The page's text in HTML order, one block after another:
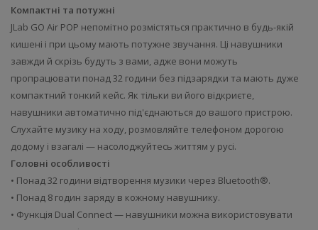
Компактні та потужні
JLab GO Air POP непомітно розмістяться практично в будь-якій
кишені і при цьому мають потужне звучання. Ці навушники
завжди й скрізь будуть з вами, адже вони можуть
пропрацювати понад 32 години без підзарядки та мають дуже
компактний тонкий кейс. Як тільки ви його відкриєте,
навушники автоматично під'єднаються до вашого пристрою.
Слухайте музику на ходу, розмовляйте телефоном дорогою
додому і взагалі — насолоджуйтесь життям у русі.
Головні особливості
• Понад 32 години відтворення музики через Bluetooth®.
• Понад 8 годин заряду в кожному навушнику.
• Функція Dual Connect — навушники можна використовувати